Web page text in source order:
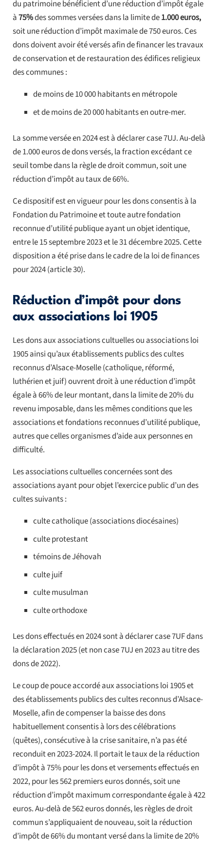
du patrimoine bénéficient d’une réduction d’impôt égale
à75%des sommes versées dans la limite de1.000 euros,
soit une réduction d’impôt maximale de 750 euros. Ces
dons doivent avoir été versés afin de financer les travaux
de conservation et de restauration des édifices religieux
des communes :
de moins de 10 000 habitants en métropole
et de moins de 20 000 habitants en outre-mer.
La somme versée en 2024 est à déclarer case 7UJ. Au-delà
de 1.000 euros de dons versés, la fraction excédant ce
seuil tombe dans la règle de droit commun, soit une
réduction d’impôt au taux de 66%.
Ce dispositif est en vigueur pour les dons consentis à la
Fondation du Patrimoine et toute autre fondation
reconnue d’utilité publique ayant un objet identique,
entre le 15 septembre 2023 et le 31 décembre 2025. Cette
disposition a été prise dans le cadre de la loi de finances
pour 2024 (article 30).
Réduction d’impôt pour dons
aux associations loi 1905
Les dons aux associations cultuelles ou associations loi
1905 ainsi qu’aux établissements publics des cultes
reconnus d’Alsace-Moselle (catholique, réformé,
luthérien et juif) ouvrent droit à une réduction d’impôt
égale à 66% de leur montant, dans la limite de 20% du
revenu imposable, dans les mêmes conditions que les
associations et fondations reconnues d’utilité publique,
autres que celles organismes d’aide aux personnes en
difficulté.
Les associations cultuelles concernées sont des
associations ayant pour objet l’exercice public d’un des
cultes suivants :
culte catholique (associations diocésaines)
culte protestant
témoins de Jéhovah
culte juif
culte musulman
culte orthodoxe
Les dons effectués en 2024 sont à déclarer case 7UF dans
la déclaration 2025 (et non case 7UJ en 2023 au titre des
dons de 2022).
Le coup de pouce accordé aux associations loi 1905 et
des établissements publics des cultes reconnus d’Alsace-
Moselle, afin de compenser la baisse des dons
habituellement consentis à lors des célébrations
(quêtes), consécutive à la crise sanitaire, n’a pas été
reconduit en 2023-2024. Il portait le taux de la réduction
d’impôt à 75% pour les dons et versements effectués en
2022, pour les 562 premiers euros donnés, soit une
réduction d’impôt maximum correspondante égale à 422
euros. Au-delà de 562 euros donnés, les règles de droit
commun s’appliquaient de nouveau, soit la réduction
d’impôt de 66% du montant versé dans la limite de 20%